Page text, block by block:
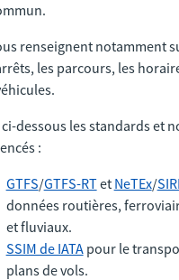
renseignent notamment
les parcours, les
dessous les standards et
:
GTFS/GTFS-RTet NeTEx/SIRI
données routières,
et fluviaux.
SSIM de IATApour le
plans de vols.